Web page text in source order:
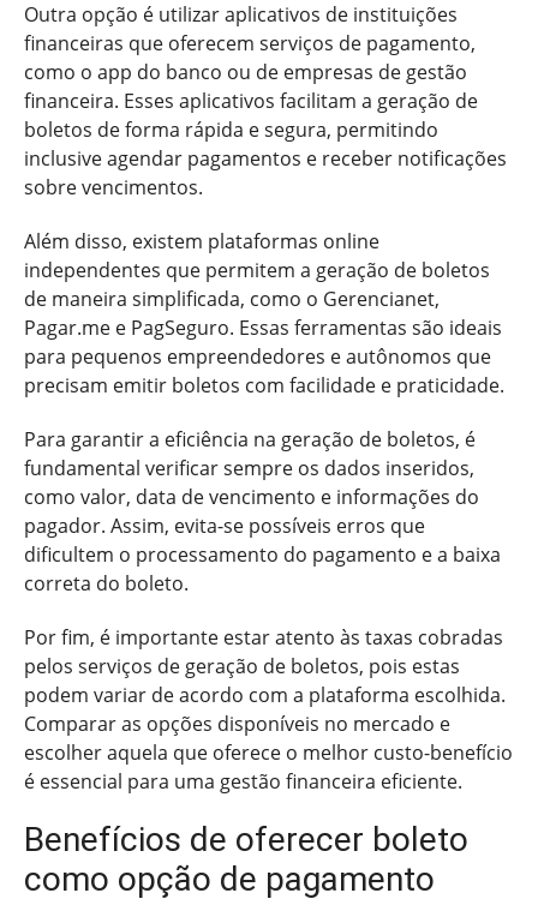
Outra opção é utilizar aplicativos de instituições
financeiras que oferecem serviços de pagamento,
como o app do banco ou de empresas de gestão
financeira. Esses aplicativos facilitam a geração de
boletos de forma rápida e segura, permitindo
inclusive agendar pagamentos e receber notificações
sobre vencimentos.
Além disso, existem plataformas online
independentes que permitem a geração de boletos
de maneira simplificada, como o Gerencianet,
Pagar.me e PagSeguro. Essas ferramentas são ideais
para pequenos empreendedores e autônomos que
precisam emitir boletos com facilidade e praticidade.
Para garantir a eficiência na geração de boletos, é
fundamental verificar sempre os dados inseridos,
como valor, data de vencimento e informações do
pagador. Assim, evita-se possíveis erros que
dificultem o processamento do pagamento e a baixa
correta do boleto.
Por fim, é importante estar atento às taxas cobradas
pelos serviços de geração de boletos, pois estas
podem variar de acordo com a plataforma escolhida.
Comparar as opções disponíveis no mercado e
escolher aquela que oferece o melhor custo-benefício
é essencial para uma gestão financeira eficiente.
Benefícios de oferecer boleto
como opção de pagamento